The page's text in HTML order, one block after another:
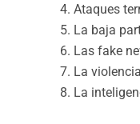
Ataques
La baja
Las fake
La
La